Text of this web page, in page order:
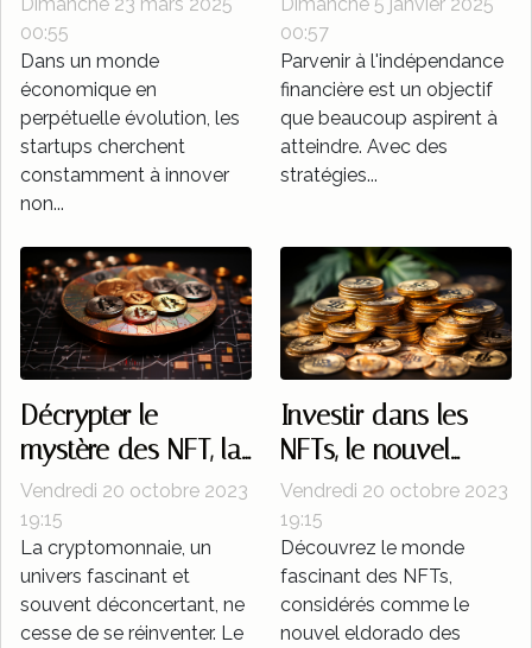
nouvelles voies
pour les startups
Dimanche 23 mars 2025
00:55
Dans un monde
économique en
perpétuelle évolution, les
startups cherchent
constamment à innover
non...
financière par les
investissements
Dimanche 5 janvier 2025
00:57
Parvenir à l'indépendance
financière est un objectif
que beaucoup aspirent à
atteindre. Avec des
stratégies...
Décrypter le
mystère des NFT, la
nouvelle tendance
crypto
Vendredi 20 octobre 2023
19:15
La cryptomonnaie, un
univers fascinant et
souvent déconcertant, ne
cesse de se réinventer. Le
Investir dans les
NFTs, le nouvel
eldorado des
cryptomonnaies
Vendredi 20 octobre 2023
19:15
Découvrez le monde
fascinant des NFTs,
considérés comme le
nouvel eldorado des